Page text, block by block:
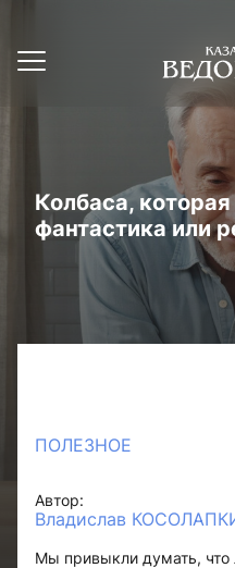
Колбаса,
фантастика или
ПОЛЕЗНОЕ
Автор:
Владислав
Мы привыкли думать, что